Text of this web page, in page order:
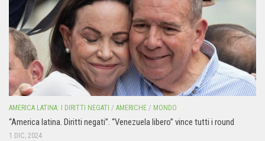
AMERICA LATINA: I DIRITTI NEGATI / AMERICHE / MONDO
“America latina. Diritti negati”. “Venezuela libero” vince tutti i round
1 DIC, 2024